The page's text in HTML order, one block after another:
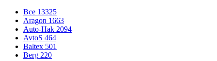
Все 13325
Aragon 1663
Auto-Hak 2094
AvtoS 464
Baltex 501
Berg 220